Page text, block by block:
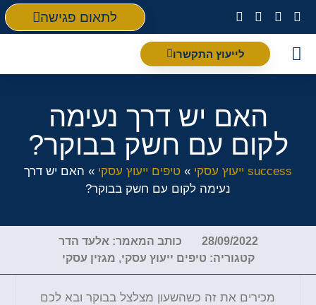
לתאום פגישה
לייעוץ התקשרו
האם יש דרך נעימה
לקום עם חשק בבוקר?
success ייעוץ עסקי »טיפים ייעוץ עסקי»האם יש דרך
נעימה לקום עם חשק בבוקר?
28/09/2022 כותב המאמר:אלעד הדר
קטגוריה: טיפים ייעוץ עסקי,מגזין עסקי
מכירים את זה כשהשעון מצלצל בבוקר ובא לכם